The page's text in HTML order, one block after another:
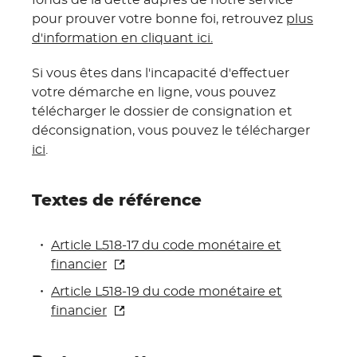
pour prouver votre bonne foi, retrouvez plus
d'information en cliquant ici.
Si vous êtes dans l'incapacité d'effectuer
votre démarche en ligne, vous pouvez
télécharger le dossier de consignation et
déconsignation, vous pouvez le télécharger
ici.
Textes de référence
Article L518-17 du code monétaire et
financier
Article L518-19 du code monétaire et
financier